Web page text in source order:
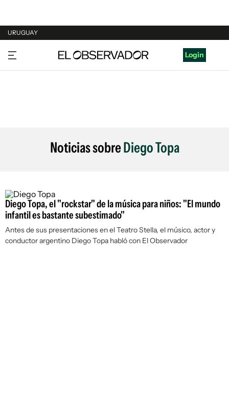
URUGUAY
URUGUAY
ARGENTINA
Login
Noticias sobreDiego Topa
Diego Topa, el "rockstar" de la música para niños: "El mundo
infantil es bastante subestimado"
Antes de sus presentaciones en el Teatro Stella, el músico, actor y
conductor argentino Diego Topa habló con El Observador